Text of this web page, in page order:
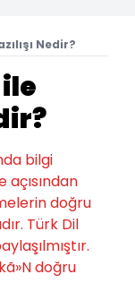
Nedir?
bilgi
doğru
Türk Dil
doğru